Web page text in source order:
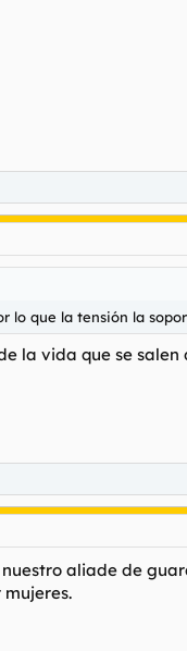
lo que la tensión la
la vida que se
nuestro aliade de